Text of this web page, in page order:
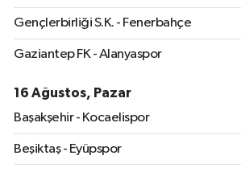
Gençlerbirliği S.K. - Fenerbahçe
Gaziantep FK - Alanyaspor
16 Ağustos, Pazar
Başakşehir - Kocaelispor
Beşiktaş - Eyüpspor